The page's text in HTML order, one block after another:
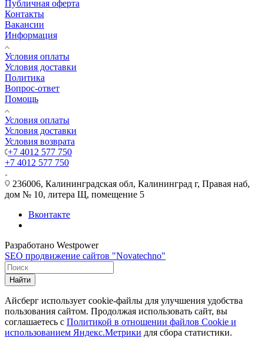
Публичная оферта
Контакты
Вакансии
Информация
Условия оплаты
Условия доставки
Политика
Вопрос-ответ
Помощь
Условия оплаты
Условия доставки
Условия возврата
+7 4012 577 750
+7 4012 577 750
236006, Калининградская обл, Калининград г, Правая наб,
дом № 10, литера Щ, помещение 5
Вконтакте
Разработано Westpower
SEO продвижение сайтов "Novatechno"
Найти
Айсберг использует cookie-файлы для улучшения удобства
пользования сайтом. Продолжая использовать сайт, вы
соглашаетесь с Политикой в отношении файлов Сookie и
использованием Яндекс.Метрики для сбора статистики.